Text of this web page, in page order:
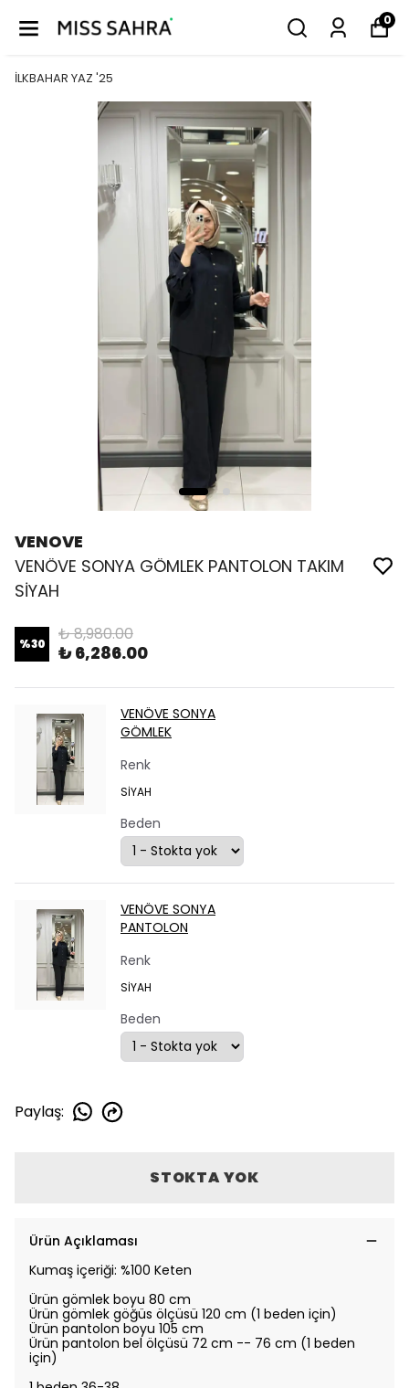
0
İLKBAHAR YAZ '25
VENOVE
VENÖVE SONYA GÖMLEK PANTOLON TAKIM
SİYAH
%30 ₺ 8,980.00
₺ 6,286.00
VENÖVE SONYA
GÖMLEK
Renk
SİYAH
Beden
VENÖVE SONYA
PANTOLON
Renk
SİYAH
Beden
Paylaş:
STOKTA YOK
Ürün Açıklaması
Kumaş içeriği: %100 Keten
Ürün gömlek boyu 80 cm
Ürün gömlek göğüs ölçüsü 120 cm (1 beden için)
Ürün pantolon boyu 105 cm
Ürün pantolon bel ölçüsü 72 cm -- 76 cm (1 beden
için)